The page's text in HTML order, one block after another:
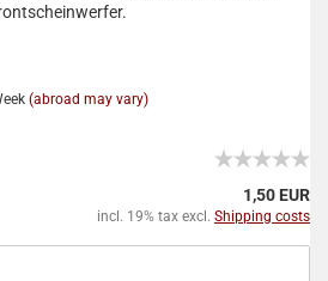
(abroad may vary)
1,50 EUR
incl. 19% tax excl. Shipping costs